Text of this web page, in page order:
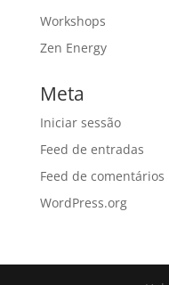
Workshops
Zen Energy
Meta
Iniciar sessão
Feed de entradas
Feed de comentários
WordPress.org